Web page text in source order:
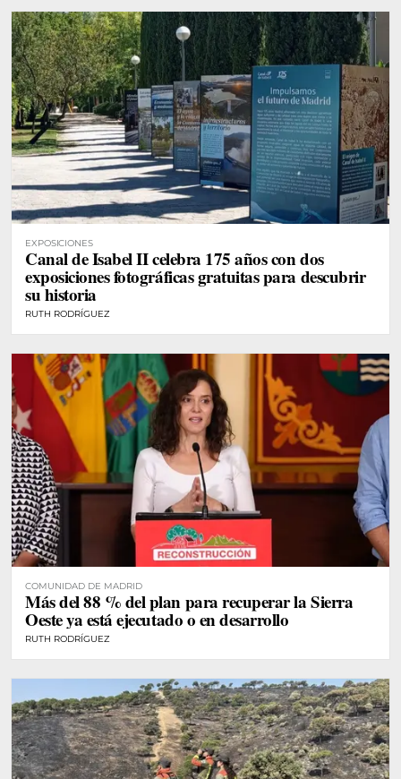
EXPOSICIONES
Canal de Isabel II celebra 175 años con dos
exposiciones fotográficas gratuitas para descubrir
su historia
RUTH RODRÍGUEZ
COMUNIDAD DE MADRID
Más del 88 % del plan para recuperar la Sierra
Oeste ya está ejecutado o en desarrollo
RUTH RODRÍGUEZ